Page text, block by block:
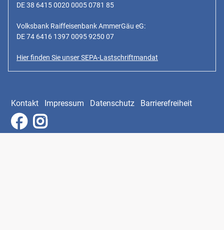
DE 38 6415 0020 0005 0781 85
Volksbank Raiffeisenbank AmmerGäu eG:
DE 74 6416 1397 0095 9250 07
Hier finden Sie unser SEPA-Lastschriftmandat
Kontakt Impressum Datenschutz Barrierefreiheit